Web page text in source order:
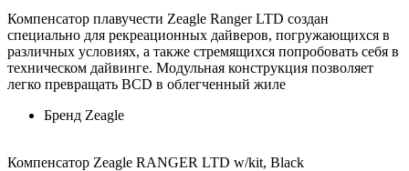
Компенсатор плавучести Zeagle Ranger LTD создан
специально для рекреационных дайверов, погружающихся в
различных условиях, а также стремящихся попробовать себя в
техническом дайвинге. Модульная конструкция позволяет
легко превращать BCD в облегченный жиле
Бренд Zeagle
Компенсатор Zeagle RANGER LTD w/kit, Black